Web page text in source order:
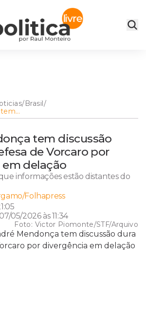
/Brasil/
defesa
tem discussão
de Vorcaro por
delação
informações estão distantes do
Folhapress
07/05/2026 às 11:34
Foto: Victor Piomonte/STF/Arquivo